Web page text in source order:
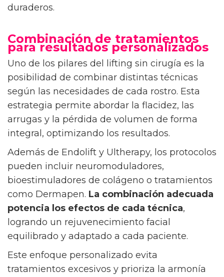
duraderos.
Combinación de tratamientos
para resultados personalizados
Uno de los pilares del lifting sin cirugía es la
posibilidad de combinar distintas técnicas
según las necesidades de cada rostro. Esta
estrategia permite abordar la flacidez, las
arrugas y la pérdida de volumen de forma
integral, optimizando los resultados.
Además de Endolift y Ultherapy, los protocolos
pueden incluir neuromoduladores,
bioestimuladores de colágeno o tratamientos
como Dermapen. La combinación adecuada
potencia los efectos de cada técnica,
logrando un rejuvenecimiento facial
equilibrado y adaptado a cada paciente.
Este enfoque personalizado evita
tratamientos excesivos y prioriza la armonía